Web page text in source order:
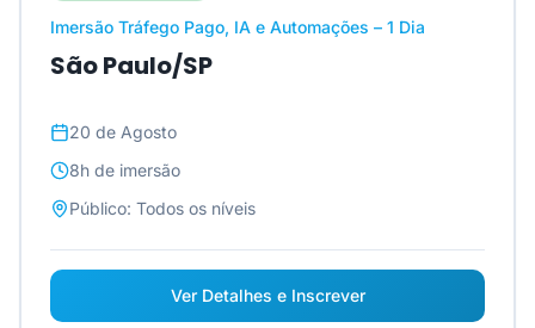
Imersão Tráfego Pago, IA e Automações – 1 Dia
São Paulo/SP
20 de Agosto
8h de imersão
Público: Todos os níveis
Ver Detalhes e Inscrever